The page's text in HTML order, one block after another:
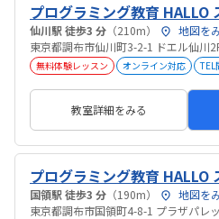
プログラミング教育 HALLO
仙川駅 徒歩3 分 （210m）
地図を
東京都調布市仙川町3-2-1 ドエル仙川
無料体験レッスン オンライン対応 TEL
教室詳細をみる
プログラミング教育 HALLO
国領駅 徒歩3 分 （190m）
地図を
東京都調布市国領町4-8-1 プラザパレ